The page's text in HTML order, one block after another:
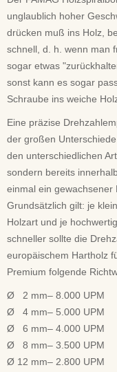
unglaublich hoher
drücken muß ins Holz,
schnell, d. h. wenn man
sogar etwas
sonst kann es sogar
Schraube ins weiche
Eine präzise
der großen
den unterschiedlichen
sondern bereits
einmal ein gewachsener
Grundsätzlich gilt: je
Holzart und je
schneller sollte die
europäischem Hartholz
Premium folgende
Ø 2 mm– 8.000 UPM
Ø 4 mm– 5.000 UPM
Ø 6 mm– 4.000 UPM
Ø 8 mm– 3.500 UPM
Ø 12 mm– 2.800 UPM